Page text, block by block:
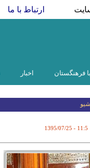
ارتباط با ما
فرهنگستان اخبار
1395/07/25 - 11:5